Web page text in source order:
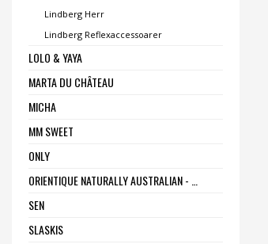
Lindberg Herr
Lindberg Reflexaccessoarer
LOLO & YAYA
MARTA DU CHÂTEAU
MICHA
MM SWEET
ONLY
SEN
SLASKIS